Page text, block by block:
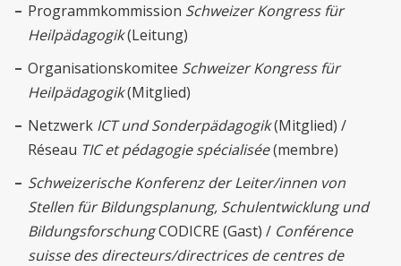
Programmkommission Schweizer Kongress für
Heilpädagogik(Leitung)
Organisationskomitee Schweizer Kongress für
Heilpädagogik(Mitglied)
Netzwerk ICT und Sonderpädagogik(Mitglied) /
Réseau TIC et pédagogie spécialisée(membre)
Schweizerische Konferenz der Leiter/innen von
Stellen für Bildungsplanung, Schulentwicklung und
BildungsforschungCODICRE (Gast) / Conférence
suisse des directeurs/directrices de centres de